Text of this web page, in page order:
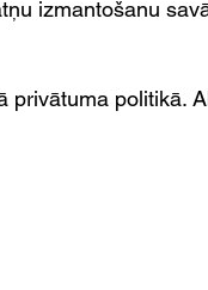
izmantošanu
privātuma politikā.